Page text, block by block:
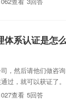
体系认证是怎
，然后请他们做咨
过，就可以获证了。
查看 5回答